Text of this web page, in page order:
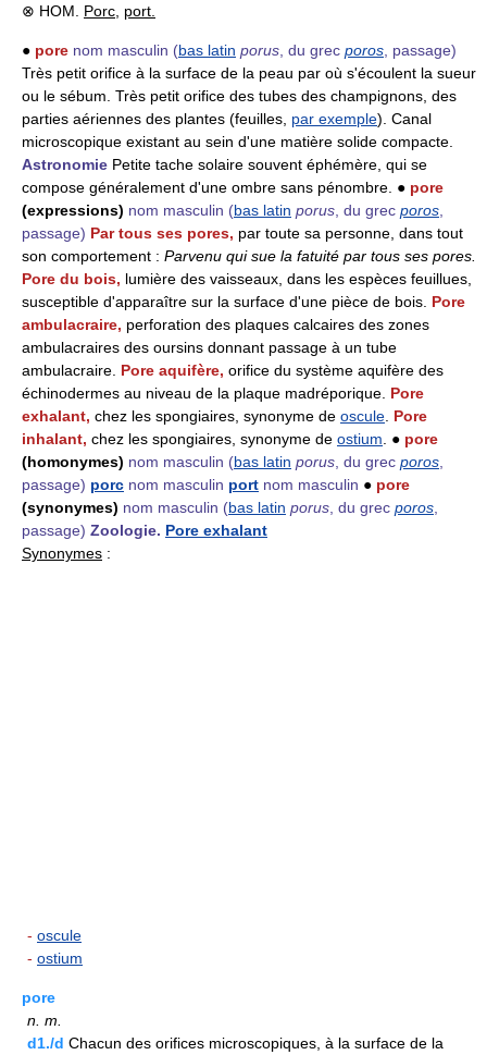
⊗ HOM. Porc port.
● pore nom masculin (bas latin porus , du grec poros , passage)
Très petit orifice à la surface de la peau par où s'écoulent la sueur
ou le sébum. Très petit orifice des tubes des champignons, des
parties aériennes des plantes (feuilles, par exemple). Canal
microscopique existant au sein d'une matière solide compacte.
Astronomie Petite tache solaire souvent éphémère, qui se
compose généralement d'une ombre sans pénombre. ● pore
(expressions) nom masculin (bas latin porus , du grec poros
passage) Par tous ses pores, par toute sa personne, dans tout
son comportement : Parvenu qui sue la fatuité par tous ses pores.
Pore du bois, lumière des vaisseaux, dans les espèces feuillues,
susceptible d'apparaître sur la surface d'une pièce de bois. Pore
ambulacraire, perforation des plaques calcaires des zones
ambulacraires des oursins donnant passage à un tube
ambulacraire. Pore aquifère, orifice du système aquifère des
échinodermes au niveau de la plaque madréporique. Pore
exhalant, chez les spongiaires, synonyme de oscule Pore
inhalant, chez les spongiaires, synonyme de ostium . ● pore
(homonymes) nom masculin (bas latin porus , du grec poros
passage) porc nom masculin port nom masculin ● pore
(synonymes) nom masculin (bas latin porus , du grec poros
passage) Zoologie. Pore exhalant
Synonymes :
- oscule
- ostium
pore
n. m.
d1./d Chacun des orifices microscopiques, à la surface de la